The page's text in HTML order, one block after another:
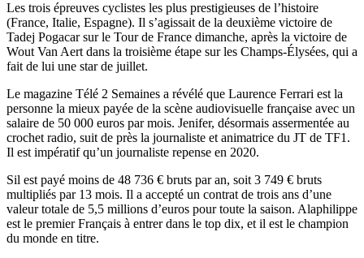
Les trois épreuves cyclistes les plus prestigieuses de l’histoire
(France, Italie, Espagne). Il s’agissait de la deuxième victoire de
Tadej Pogacar sur le Tour de France dimanche, après la victoire de
Wout Van Aert dans la troisième étape sur les Champs-Élysées, qui a
fait de lui une star de juillet.
Le magazine Télé 2 Semaines a révélé que Laurence Ferrari est la
personne la mieux payée de la scène audiovisuelle française avec un
salaire de 50 000 euros par mois. Jenifer, désormais assermentée au
crochet radio, suit de près la journaliste et animatrice du JT de TF1.
Il est impératif qu’un journaliste repense en 2020.
Sil est payé moins de 48 736 € bruts par an, soit 3 749 € bruts
multipliés par 13 mois. Il a accepté un contrat de trois ans d’une
valeur totale de 5,5 millions d’euros pour toute la saison. Alaphilippe
est le premier Français à entrer dans le top dix, et il est le champion
du monde en titre.